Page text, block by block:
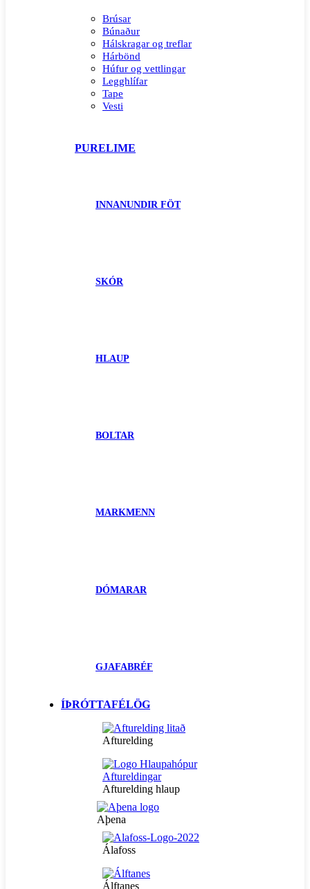
Brúsar
Búnaður
Hálskragar og treflar
Hárbönd
Húfur og vettlingar
Legghlífar
Tape
Vesti
PURELIME
INNANUNDIR FÖT
SKÓR
HLAUP
BOLTAR
MARKMENN
DÓMARAR
GJAFABRÉF
ÍÞRÓTTAFÉLÖG
Afturelding
Afturelding hlaup
Aþena
Álafoss
Álftanes